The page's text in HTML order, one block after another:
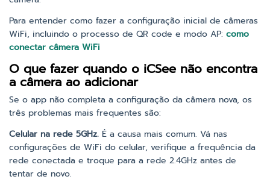
Para entender como fazer a configuração inicial de câmeras
WiFi, incluindo o processo de QR code e modo AP: como
conectar câmera WiFi
O que fazer quando o iCSee não encontra
a câmera ao adicionar
Se o app não completa a configuração da câmera nova, os
três problemas mais frequentes são:
Celular na rede 5GHz. É a causa mais comum. Vá nas
configurações de WiFi do celular, verifique a frequência da
rede conectada e troque para a rede 2.4GHz antes de
tentar de novo.